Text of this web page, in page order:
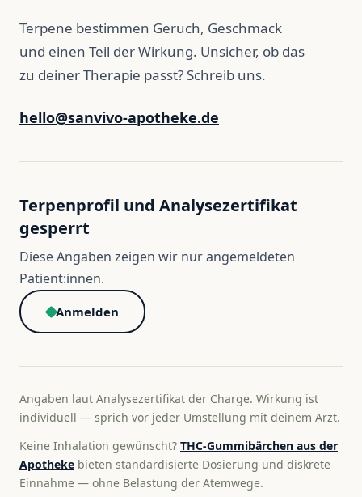
Terpene bestimmen Geruch, Geschmack
und einen Teil der Wirkung. Unsicher, ob das
zu deiner Therapie passt? Schreib uns.
hello@sanvivo-apotheke.de
Terpenprofil und Analysezertifikat
gesperrt
Diese Angaben zeigen wir nur angemeldeten
Patient:innen.
Anmelden
Angaben laut Analysezertifikat der Charge. Wirkung ist
individuell — sprich vor jeder Umstellung mit deinem Arzt.
Keine Inhalation gewünscht? THC-Gummibärchen aus der
Apotheke bieten standardisierte Dosierung und diskrete
Einnahme — ohne Belastung der Atemwege.